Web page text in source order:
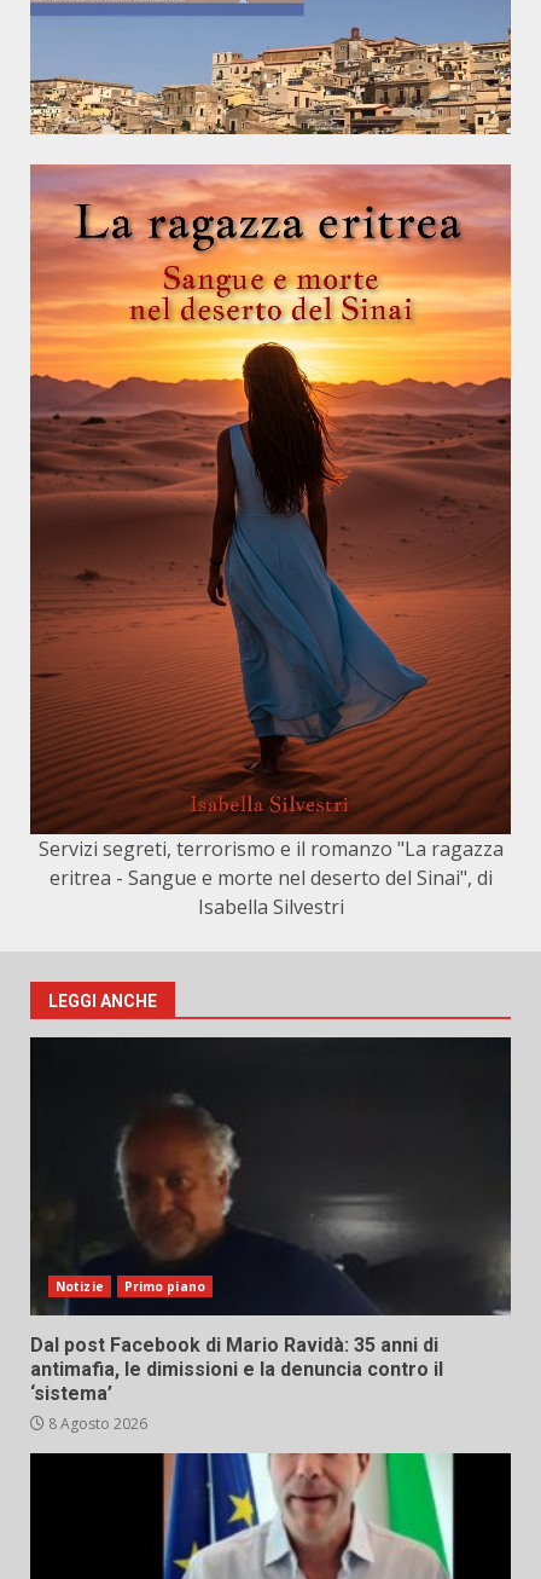
Servizi segreti, terrorismo e il romanzo "La ragazza
eritrea - Sangue e morte nel deserto del Sinai", di
Isabella Silvestri
LEGGI ANCHE
Notizie Primo piano
Dal post Facebook di Mario Ravidà: 35 anni di
antimafia, le dimissioni e la denuncia contro il
‘sistema’
8 Agosto 2026